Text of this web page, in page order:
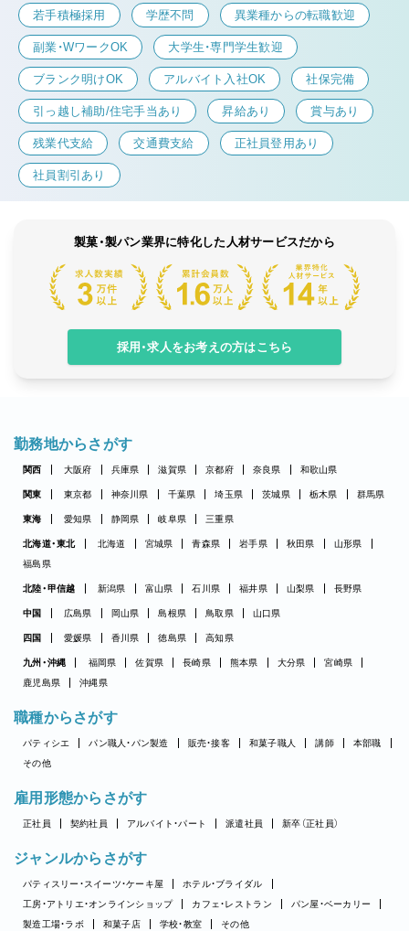
若手積極採用 学歴不問 異業種からの転職歓迎
副業・WワークOK 大学生・専門学生歓迎
ブランク明けOK アルバイト入社OK 社保完備
引っ越し補助/住宅手当あり 昇給あり 賞与あり
残業代支給 交通費支給 正社員登用あり
社員割引あり
製菓・製パン業界に特化した人材サービスだから
採用・求人をお考えの方はこちら
勤務地からさがす
関西 大阪府 兵庫県 滋賀県 京都府 奈良県 和歌山県
関東 東京都 神奈川県 千葉県 埼玉県 茨城県 栃木県 群馬県
東海 愛知県 静岡県 岐阜県 三重県
北海道・東北 北海道 宮城県 青森県 岩手県 秋田県
山形県
福島県
北陸・甲信越 新潟県 富山県 石川県 福井県 山梨県 長野県
中国 広島県 岡山県 島根県 鳥取県 山口県
四国 愛媛県 香川県 徳島県 高知県
九州・沖縄 福岡県 佐賀県 長崎県 熊本県 大分県
宮崎県
鹿児島県
沖縄県
職種からさがす
パティシエ パン職人・パン製造 販売・接客 和菓子職人 講師
本部職
その他
雇用形態からさがす
正社員 契約社員 アルバイト・パート 派遣社員 新卒（正社員）
ジャンルからさがす
パティスリー・スイーツ・ケーキ屋
ホテル・ブライダル
工房・アトリエ・オンラインショップ
カフェ・レストラン
パン屋・ベーカリー
製造工場・ラボ
和菓子店 学校・教室 その他